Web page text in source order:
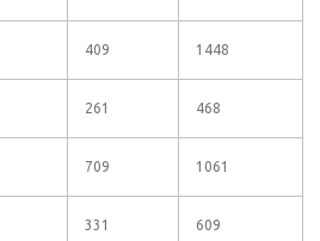
409 1448
261 468
709 1061
331 609